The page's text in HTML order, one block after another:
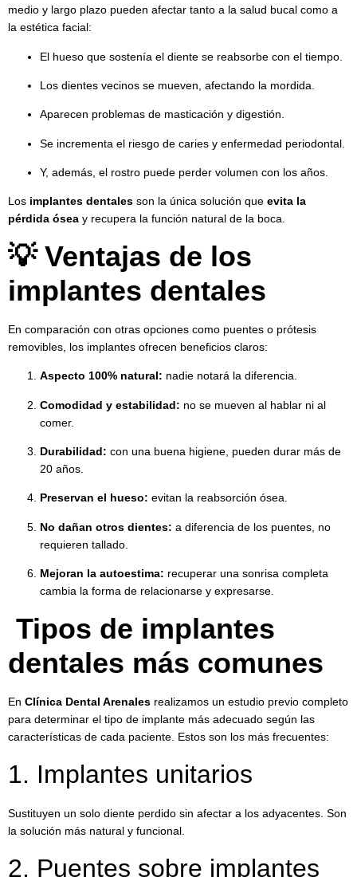
medio y largo plazo pueden afectar tanto a la salud bucal como a
la estética facial:
El hueso que sostenía el diente se reabsorbe con el tiempo.
Los dientes vecinos se mueven, afectando la mordida.
Aparecen problemas de masticación y digestión.
Se incrementa el riesgo de caries y enfermedad periodontal.
Y, además, el rostro puede perder volumen con los años.
Los implantes dentales son la única solución que evita la
pérdida ósea y recupera la función natural de la boca.
💡 Ventajas de los
implantes dentales
En comparación con otras opciones como puentes o prótesis
removibles, los implantes ofrecen beneficios claros:
Aspecto 100% natural: nadie notará la diferencia.
Comodidad y estabilidad: no se mueven al hablar ni al
comer.
Durabilidad: con una buena higiene, pueden durar más de
20 años.
Preservan el hueso: evitan la reabsorción ósea.
No dañan otros dientes: a diferencia de los puentes, no
requieren tallado.
Mejoran la autoestima: recuperar una sonrisa completa
cambia la forma de relacionarse y expresarse.
Tipos de implantes
dentales más comunes
En Clínica Dental Arenales realizamos un estudio previo completo
para determinar el tipo de implante más adecuado según las
características de cada paciente. Estos son los más frecuentes:
1. Implantes unitarios
Sustituyen un solo diente perdido sin afectar a los adyacentes. Son
la solución más natural y funcional.
2. Puentes sobre implantes